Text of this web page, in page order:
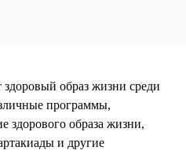
образ жизни среди
программы,
здорового образа жизни,
и другие